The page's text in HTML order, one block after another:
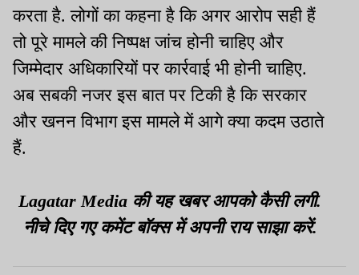
करता है. लोगों का कहना है कि अगर आरोप सही हैं
तो पूरे मामले की निष्पक्ष जांच होनी चाहिए और
जिम्मेदार अधिकारियों पर कार्रवाई भी होनी चाहिए.
अब सबकी नजर इस बात पर टिकी है कि सरकार
और खनन विभाग इस मामले में आगे क्या कदम उठाते
हैं.
Lagatar Media की यह खबर आपको कैसी लगी.
नीचे दिए गए कमेंट बॉक्स में अपनी राय साझा करें.